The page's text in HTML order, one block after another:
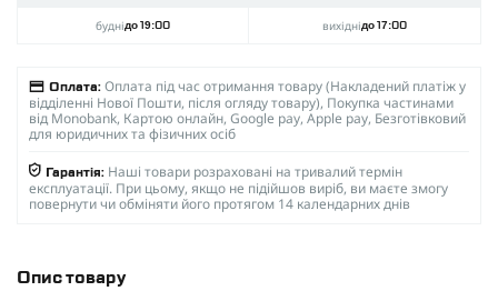
буднідо 19:00 вихіднідо 17:00
Оплата: Оплата під час отримання товару (Накладений платіж у
відділенні Нової Пошти, після огляду товару), Покупка частинами
від Monobank, Картою онлайн, Google pay, Apple pay, Безготівковий
для юридичних та фізичних осіб
Гарантія: Наші товари розраховані на тривалий термін
експлуатації. При цьому, якщо не підійшов виріб, ви маєте змогу
повернути чи обміняти його протягом 14 календарних днів
Опис товару